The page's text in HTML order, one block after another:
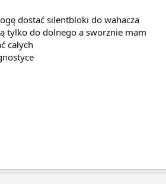
dostać silentbloki do wahacza
tylko do dolnego a sworznie mam
całych